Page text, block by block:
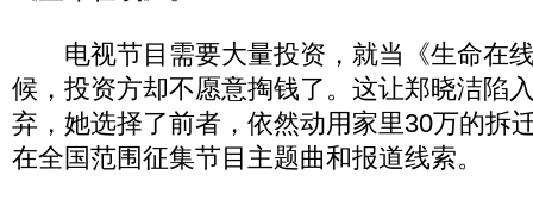
电视节目需要大量投资，就当《生命在
候，投资方却不愿意掏钱了。这让郑晓洁陷
弃，她选择了前者，依然动用家里30万的拆
在全国范围征集节目主题曲和报道线索。